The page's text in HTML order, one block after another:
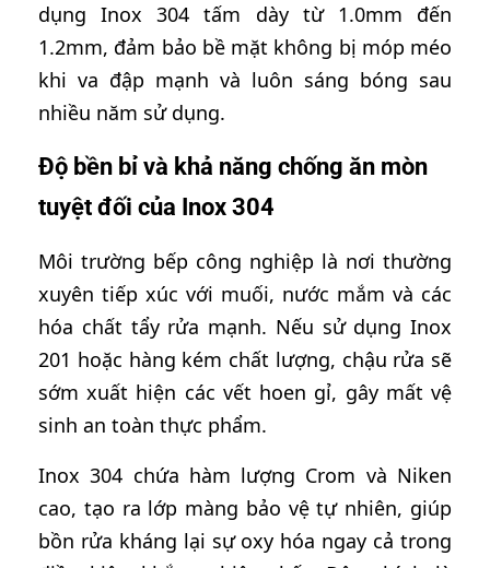
dụng Inox 304 tấm dày từ 1.0mm đến
1.2mm, đảm bảo bề mặt không bị móp méo
khi va đập mạnh và luôn sáng bóng sau
nhiều năm sử dụng.
Độ bền bỉ và khả năng chống ăn mòn
tuyệt đối của Inox 304
Môi trường bếp công nghiệp là nơi thường
xuyên tiếp xúc với muối, nước mắm và các
hóa chất tẩy rửa mạnh. Nếu sử dụng Inox
201 hoặc hàng kém chất lượng, chậu rửa sẽ
sớm xuất hiện các vết hoen gỉ, gây mất vệ
sinh an toàn thực phẩm.
Inox 304 chứa hàm lượng Crom và Niken
cao, tạo ra lớp màng bảo vệ tự nhiên, giúp
bồn rửa kháng lại sự oxy hóa ngay cả trong